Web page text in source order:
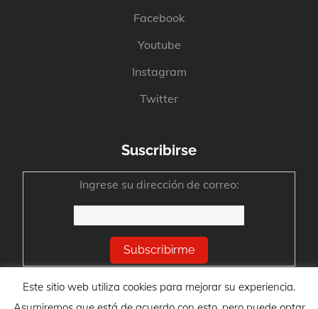
Facebook
Youtube
Instagram
Twitter
Suscribirse
Ingrese su dirección de correo:
Este sitio web utiliza cookies para mejorar su experiencia.